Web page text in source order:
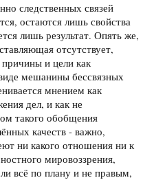
следственных связей
остаются лишь свойства
лишь результат. Опять же,
отсутствует,
причины и цели как
мешанины бессвязных
мнением как
дел, и как не
такого обобщения
качеств - важно,
ни какого отношения ни к
мировоззрения,
всё по плану и не правым,